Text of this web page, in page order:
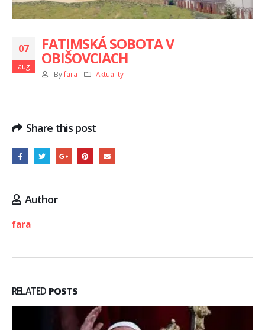
07
aug
FATIMSKÁ SOBOTA V
OBIŠOVCIACH
By fara Aktuality
Share this post
Author
fara
RELATED POSTS